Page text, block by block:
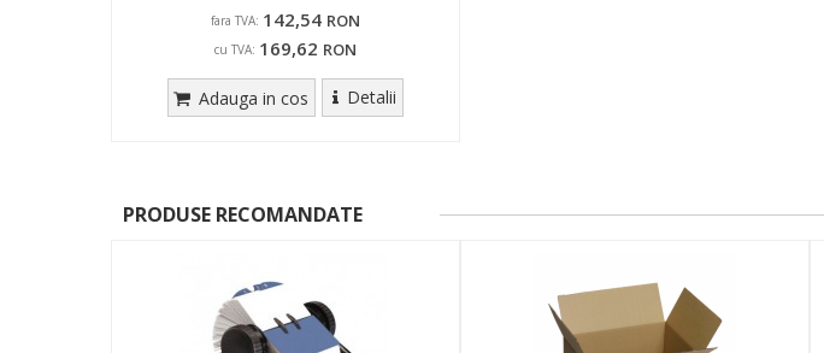
fara TVA: 142,54 RON
cu TVA: 169,62 RON
Adauga in cos Detalii
PRODUSE RECOMANDATE